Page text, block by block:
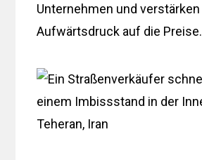
Unternehmen und verstärken
Aufwärtsdruck auf die Preise.